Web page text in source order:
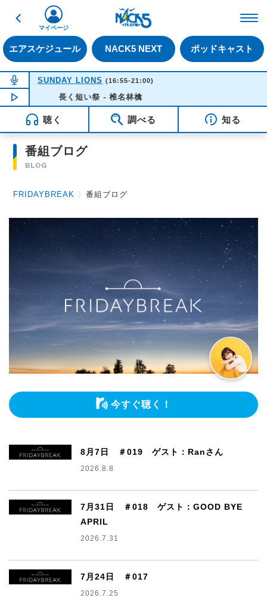
戻る
エアスケジュール NACK5 NEXT ポッドキャスト
マイページ
NOW ON AIR
SUNDAY LIONS (16:55-21:00)
NOW PLAYING16:35
長く短い祭 - 椎名林檎
聴く 調べる 知る
番組ブログ
BLOG
FRIDAYBREAK 〉番組ブログ
今すぐ聴く！
8月7日 ＃019 ゲスト：Ranさん
2026.8.8
7月31日 ＃018 ゲスト：GOOD BYE
APRIL
2026.7.31
7月24日 ＃017
2026.7.25